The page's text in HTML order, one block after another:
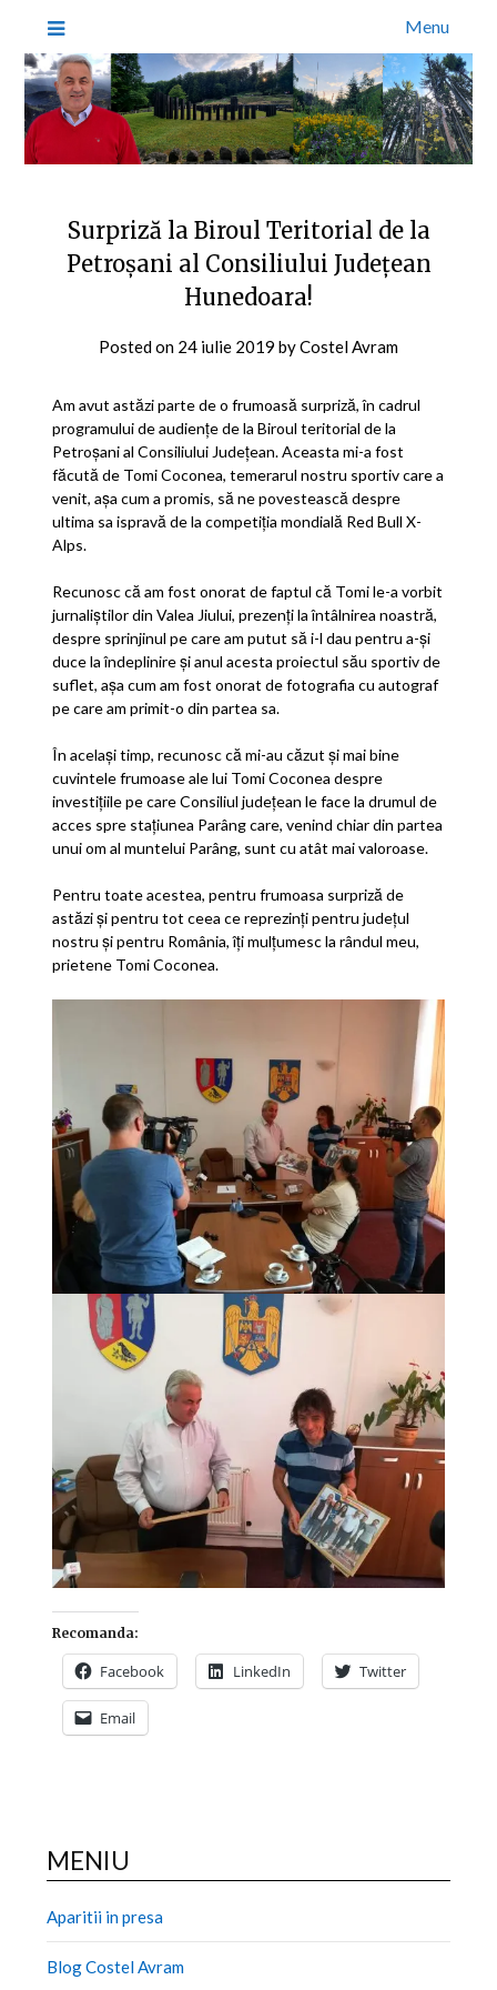
Menu
Surpriză la Biroul Teritorial de la
Petroșani al Consiliului Județean
Hunedoara!
Posted on 24 iulie 2019 byCostel Avram
Am avut astăzi parte de o frumoasă surpriză, în cadrul
programului de audiențe de la Biroul teritorial de la
Petroșani al Consiliului Județean. Aceasta mi-a fost
făcută de Tomi Coconea, temerarul nostru sportiv care a
venit, așa cum a promis, să ne povestească despre
ultima sa ispravă de la competiția mondială Red Bull X-
Alps.
Recunosc că am fost onorat de faptul că Tomi le-a vorbit
jurnaliștilor din Valea Jiului, prezenți la întâlnirea noastră,
despre sprinjinul pe care am putut să i-l dau pentru a-și
duce la îndeplinire și anul acesta proiectul său sportiv de
suflet, așa cum am fost onorat de fotografia cu autograf
pe care am primit-o din partea sa.
În același timp, recunosc că mi-au căzut și mai bine
cuvintele frumoase ale lui Tomi Coconea despre
investițiile pe care Consiliul județean le face la drumul de
acces spre stațiunea Parâng care, venind chiar din partea
unui om al muntelui Parâng, sunt cu atât mai valoroase.
Pentru toate acestea, pentru frumoasa surpriză de
astăzi și pentru tot ceea ce reprezinți pentru județul
nostru și pentru România, îți mulțumesc la rândul meu,
prietene Tomi Coconea.
Recomanda:
Facebook LinkedIn Twitter
Email
MENIU
Aparitii in presa
Blog Costel Avram